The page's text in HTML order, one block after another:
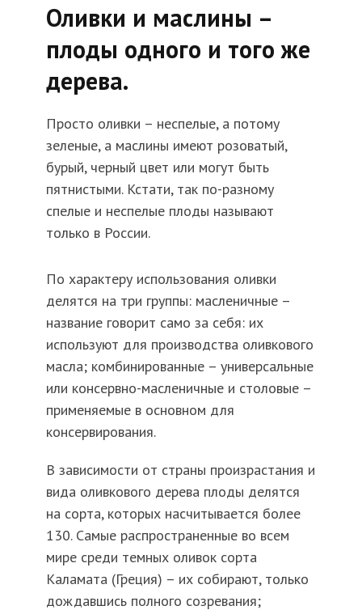
Оливки и маслины –
плоды одного и того же
дерева.
Просто оливки – неспелые, а потому
зеленые, а маслины имеют розоватый,
бурый, черный цвет или могут быть
пятнистыми. Кстати, так по-разному
спелые и неспелые плоды называют
только в России.
По характеру использования оливки
делятся на три группы: масленичные –
название говорит само за себя: их
используют для производства оливкового
масла; комбинированные – универсальные
или консервно-масленичные и столовые –
применяемые в основном для
консервирования.
В зависимости от страны произрастания и
вида оливкового дерева плоды делятся
на сорта, которых насчитывается более
130. Самые распространенные во всем
мире среди темных оливок сорта
Каламата (Греция) – их собирают, только
дождавшись полного созревания;